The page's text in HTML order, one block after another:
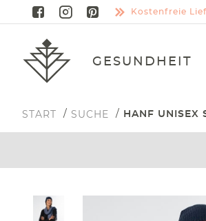
Kostenfreie
GESUNDHEIT
START SUCHE HANF UNISEX